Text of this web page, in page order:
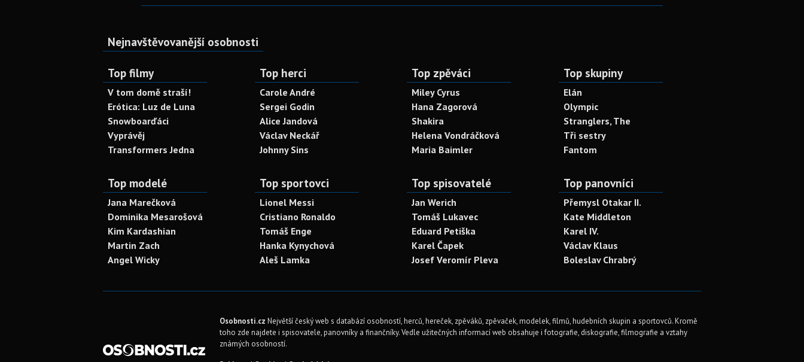
Nejnavštěvovanější osobnosti
Top filmy
V tom domě straší!
Erótica: Luz de Luna
Snowboarďáci
Vyprávěj
Transformers Jedna
Top herci
Carole André
Sergei Godin
Alice Jandová
Václav Neckář
Johnny Sins
Top zpěváci
Miley Cyrus
Hana Zagorová
Shakira
Helena Vondráčková
Maria Baimler
Top skupiny
Elán
Olympic
Stranglers, The
Tři sestry
Fantom
Top modelé
Jana Marečková
Dominika Mesarošová
Kim Kardashian
Martin Zach
Angel Wicky
Top sportovci
Lionel Messi
Cristiano Ronaldo
Tomáš Enge
Hanka Kynychová
Aleš Lamka
Top spisovatelé
Jan Werich
Tomáš Lukavec
Eduard Petiška
Karel Čapek
Josef Veromír Pleva
Top panovníci
Přemysl Otakar II.
Kate Middleton
Karel IV.
Václav Klaus
Boleslav Chrabrý
Osobnosti.cz Největší český web s databází osobností, herců, hereček, zpěváků, zpěvaček, modelek, filmů, hudebních skupin a sportovců. Kromě
toho zde najdete i spisovatele, panovníky a finančníky. Vedle užitečných informací web obsahuje i fotografie, diskografie, filmografie a vztahy
známých osobností.